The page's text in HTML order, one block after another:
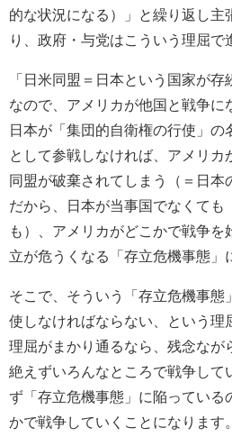
的な状況になる）」と繰り返し主
り、政府・与党はこういう理屈で
「日米同盟＝日本という国家が存
なので、アメリカが他国と戦争に
日本が「集団的自衛権の行使」
として参戦しなければ、アメリ
同盟が破棄されてしまう（＝日本
だから、日本が当事国でなくても
も）、アメリカがどこかで戦争
立が危うくなる「存立危機事態」
そこで、そういう「存立危機事
使しなければならない、という理
理屈がまかり通るなら、残念なが
絶えずいろんなところで戦争して
ず「存立危機事態」に陥っている
かで戦争していくことになります。